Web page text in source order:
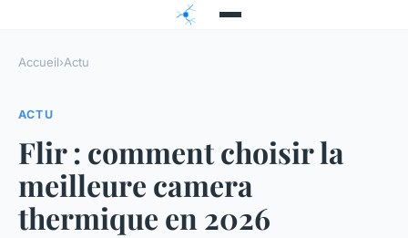
Accueil›Actu
ACTU
Flir : comment choisir la
meilleure camera
thermique en 2026